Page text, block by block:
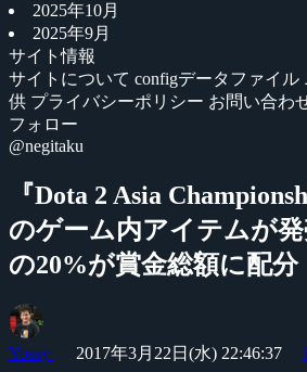
2025年10月
2025年9月
サイト情報
サイトについて configデータファイル
供 プライバシーポリシー お問い合わ
フォロー
@negitaku
『Dota 2 Asia
のゲーム内アイテムが
の20%が賞金総額に配分
Yossy 2017年3月22日(水) 22:46:37